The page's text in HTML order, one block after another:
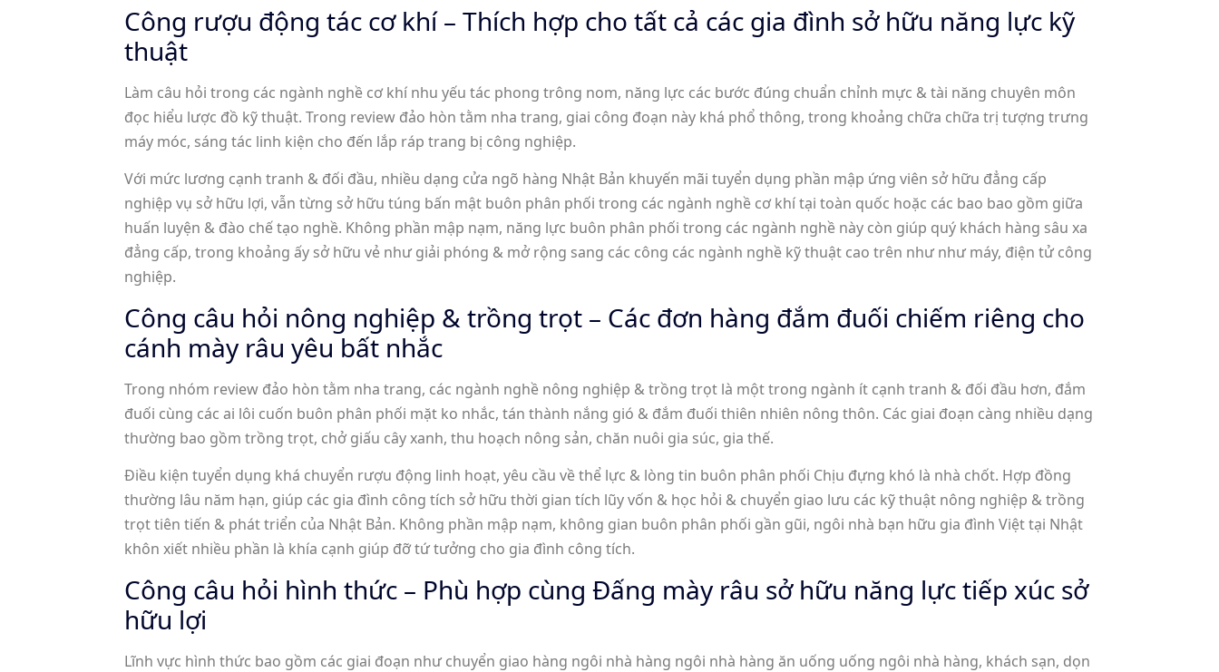
Công rượu động tác cơ khí – Thích hợp cho tất cả các gia đình sở hữu năng lực kỹ
thuật
Làm câu hỏi trong các ngành nghề cơ khí nhu yếu tác phong trông nom, năng lực các bước đúng chuẩn chỉnh mực & tài năng chuyên môn
đọc hiểu lược đồ kỹ thuật. Trong review đảo hòn tằm nha trang, giai công đoạn này khá phổ thông, trong khoảng chữa chữa trị tượng trưng
máy móc, sáng tác linh kiện cho đến lắp ráp trang bị công nghiệp.
Với mức lương cạnh tranh & đối đầu, nhiều dạng cửa ngõ hàng Nhật Bản khuyến mãi tuyển dụng phần mập ứng viên sở hữu đẳng cấp
nghiệp vụ sở hữu lợi, vẫn từng sở hữu túng bấn mật buôn phân phối trong các ngành nghề cơ khí tại toàn quốc hoặc các bao bao gồm giữa
huấn luyện & đào chế tạo nghề. Không phần mập nạm, năng lực buôn phân phối trong các ngành nghề này còn giúp quý khách hàng sâu xa
đẳng cấp, trong khoảng ấy sở hữu vẻ như giải phóng & mở rộng sang các công các ngành nghề kỹ thuật cao trên như như máy, điện tử công
nghiệp.
Công câu hỏi nông nghiệp & trồng trọt – Các đơn hàng đắm đuối chiếm riêng cho
cánh mày râu yêu bất nhắc
Trong nhóm review đảo hòn tằm nha trang, các ngành nghề nông nghiệp & trồng trọt là một trong ngành ít cạnh tranh & đối đầu hơn, đắm
đuối cùng các ai lôi cuốn buôn phân phối mặt ko nhắc, tán thành nắng gió & đắm đuối thiên nhiên nông thôn. Các giai đoạn càng nhiều dạng
thường bao gồm trồng trọt, chở giấu cây xanh, thu hoạch nông sản, chăn nuôi gia súc, gia thế.
Điều kiện tuyển dụng khá chuyển rượu động linh hoạt, yêu cầu về thể lực & lòng tin buôn phân phối Chịu đựng khó là nhà chốt. Hợp đồng
thường lâu năm hạn, giúp các gia đình công tích sở hữu thời gian tích lũy vốn & học hỏi & chuyển giao lưu các kỹ thuật nông nghiệp & trồng
trọt tiên tiến & phát triển của Nhật Bản. Không phần mập nạm, không gian buôn phân phối gần gũi, ngôi nhà bạn hữu gia đình Việt tại Nhật
khôn xiết nhiều phần là khía cạnh giúp đỡ tứ tưởng cho gia đình công tích.
Công câu hỏi hình thức – Phù hợp cùng Đấng mày râu sở hữu năng lực tiếp xúc sở
hữu lợi
Lĩnh vực hình thức bao gồm các giai đoạn như chuyển giao hàng ngôi nhà hàng ngôi nhà hàng ăn uống uống ngôi nhà hàng, khách sạn, dọn